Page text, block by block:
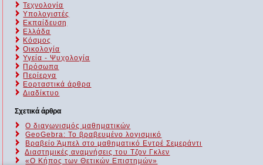
Τεχνολογία
Υπολογιστές
Εκπαίδευση
Ελλάδα
Κόσμος
Οικολογία
Υγεία - Ψυχολογία
Πρόσωπα
Περίεργα
Εορταστικά άρθρα
Διαδίκτυο
Σχετικά άρθρα
Ο διαγωνισμός μαθηματικών
GeoGebra: Το βραβευμένο λογισμικό
Βραβείο Άμπελ στο μαθηματικό Εντρέ Σεμεράντι
Διαστημικές αναμνήσεις του Τζον Γκλεν
«Ο Κήπος των Θετικών Επιστημών»